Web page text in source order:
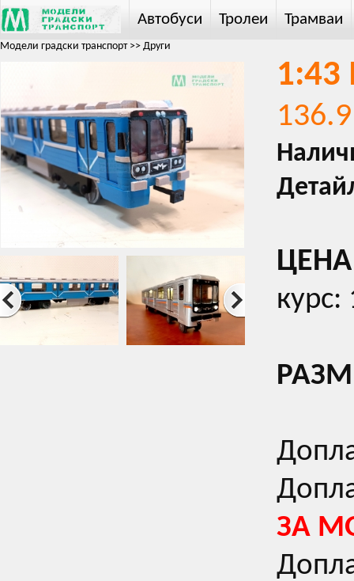
Автобуси Тролеи Трамваи
Модели градски транспорт>> Други
1:43
ЦЕНА
курс:
ЗА